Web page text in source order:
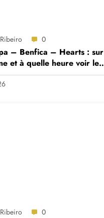
0
– Benfica – Hearts : sur
et à quelle heure voir le
0